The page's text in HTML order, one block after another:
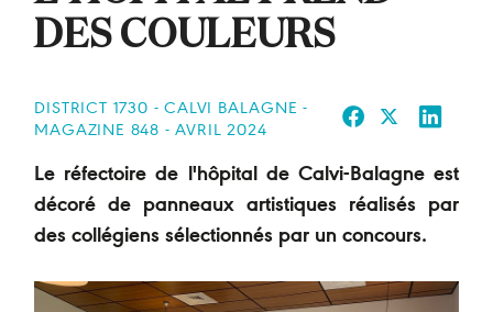
DES COULEURS
DISTRICT 1730 - CALVI BALAGNE -
MAGAZINE 848 - AVRIL 2024
Le réfectoire de l'hôpital de Calvi-Balagne est
décoré de panneaux artistiques réalisés par
des collégiens sélectionnés par un concours.